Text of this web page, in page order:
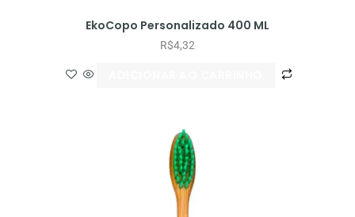
EkoCopo Personalizado 400 ML
R$4,32